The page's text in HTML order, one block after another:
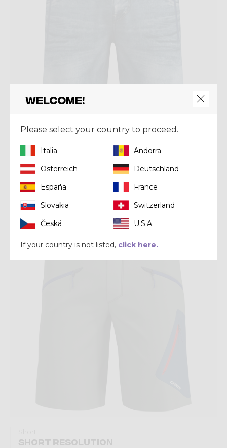
Short
SHORT SUPER
€ 110,00
SHORT RESOLUTION
Welcome!
Please select your country to proceed.
Italia
Andorra
Österreich
Deutschland
España
France
Slovakia
Switzerland
Česká
U.S.A.
If your country is not listed, click here.